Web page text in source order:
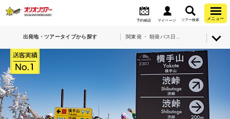
予約確認 マイページ ツアー検索 メニュー
出発地・ツアータイプから探す